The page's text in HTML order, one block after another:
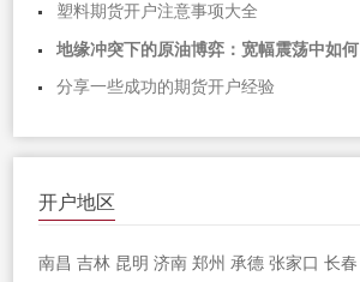
塑料期货开户注意事项大全
地缘冲突下的原油博弈：宽幅震荡中如何
分享一些成功的期货开户经验
开户地区
南昌 吉林 昆明 济南 郑州 承德 张家口 长春